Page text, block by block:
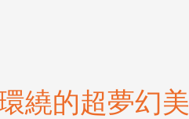
繞的超夢幻美